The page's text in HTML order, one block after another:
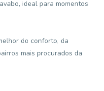
ideal para momentos
do conforto, da
mais procurados da